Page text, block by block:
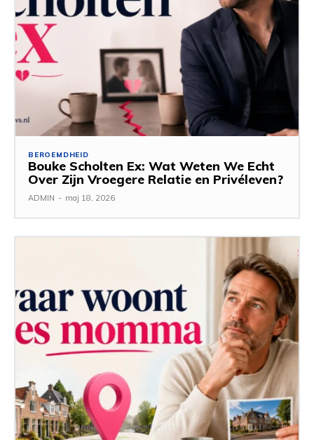
BEROEMDHEID
Bouke Scholten Ex: Wat Weten We Echt
Over Zijn Vroegere Relatie en Privéleven?
ADMIN - maj 18, 2026